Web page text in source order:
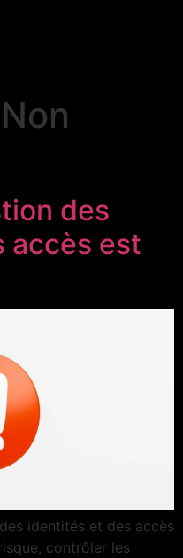
Non
des
accès est
identités et des accès
contrôler les